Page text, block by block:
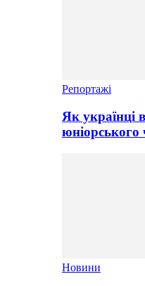
Репортажі
Як українці
юніорського
Новини